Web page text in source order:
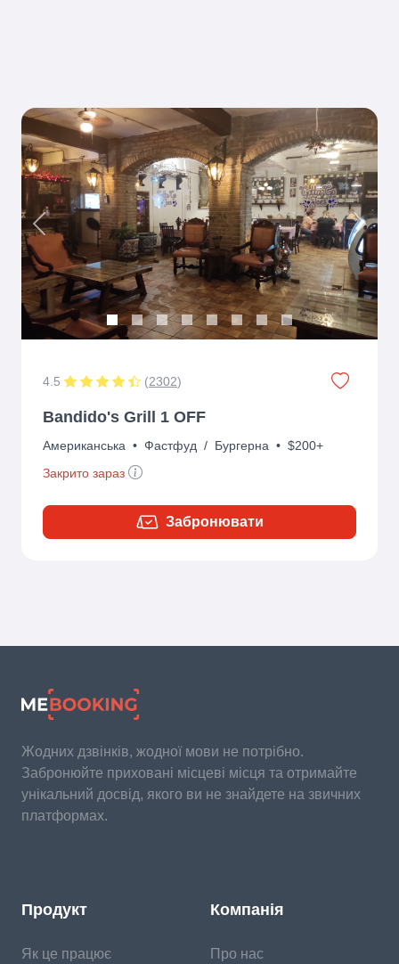
Previous Next
4.5 (2302)
Bandido's Grill 1 OFF
Американська • Фастфуд / Бургерна • $200+
Закрито зараз
Забронювати
Жодних дзвінків, жодної мови не потрібно.
Забронюйте приховані місцеві місця та отримайте
унікальний досвід, якого ви не знайдете на звичних
платформах.
Продукт
Як це працює
Компанія
Про нас